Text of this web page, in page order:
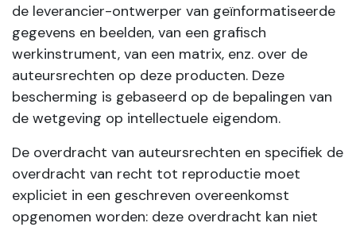
de leverancier-ontwerper van geïnformatiseerde
gegevens en beelden, van een grafisch
werkinstrument, van een matrix, enz. over de
auteursrechten op deze producten. Deze
bescherming is gebaseerd op de bepalingen van
de wetgeving op intellectuele eigendom.
De overdracht van auteursrechten en specifiek de
overdracht van recht tot reproductie moet
expliciet in een geschreven overeenkomst
opgenomen worden: deze overdracht kan niet